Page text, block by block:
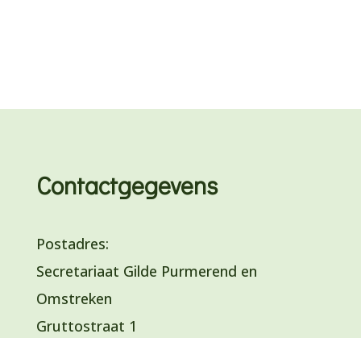
Contactgegevens
Postadres:
Secretariaat Gilde Purmerend en
Omstreken
Gruttostraat 1